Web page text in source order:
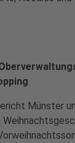
Münster